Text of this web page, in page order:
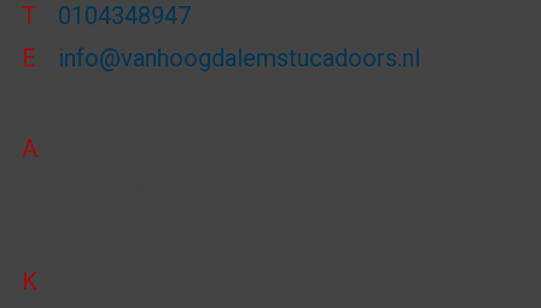
T
0104348947
E
info@vanhoogdalemstucadoors.nl
A
K